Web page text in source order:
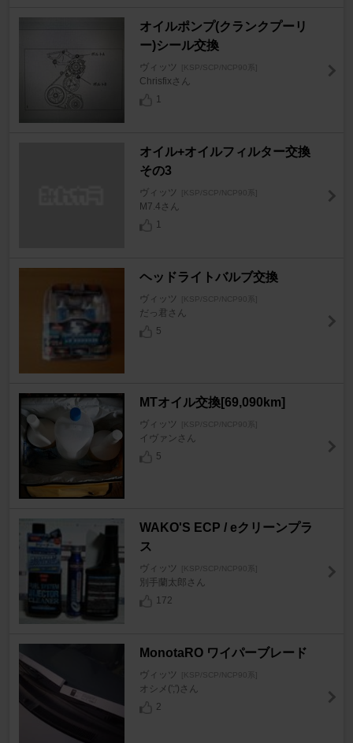
オイルポンプ(クランクプーリ
ー)シール交換
ヴィッツ [KSP/SCP/NCP90系]
Chrisfixさん
1
オイル+オイルフィルター交換
その3
ヴィッツ [KSP/SCP/NCP90系]
M7.4さん
1
ヘッドライトバルブ交換
ヴィッツ [KSP/SCP/NCP90系]
だっ君さん
5
MTオイル交換[69,090km]
ヴィッツ [KSP/SCP/NCP90系]
イヴァンさん
5
WAKO'S ECP / eクリーンプラ
ス
ヴィッツ [KSP/SCP/NCP90系]
別手蘭太郎さん
172
MonotaRO ワイパーブレード
ヴィッツ [KSP/SCP/NCP90系]
オシメ(';')さん
2